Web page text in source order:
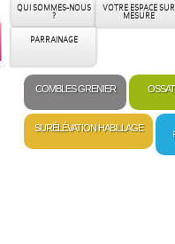
QUI SOMMES-NOUS
?
VOTRE ESPACE SUR
MESURE
PARRAINAGE
COMBLES GRENIER
SURÉLÉVATION HABILLAGE